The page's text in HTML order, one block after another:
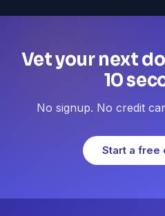
Vet your next
10
No signup. No credit
Start a free